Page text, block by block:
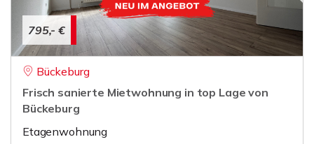
795,- €
Bückeburg
Frisch sanierte Mietwohnung in top Lage von
Bückeburg
Etagenwohnung